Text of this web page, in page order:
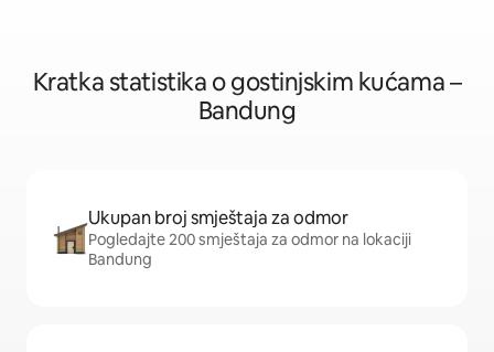
Kratka statistika o gostinjskim kućama –
Bandung
Ukupan broj smještaja za odmor
Pogledajte 200 smještaja za odmor na lokaciji
Bandung